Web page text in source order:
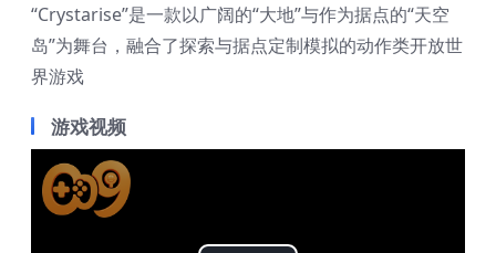
“Crystarise”是一款以广阔的“大地”与作为据点的“天空
岛”为舞台，融合了探索与据点定制模拟的动作类开放世
界游戏
游戏视频